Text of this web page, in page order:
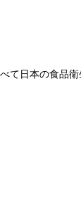
日本の食品